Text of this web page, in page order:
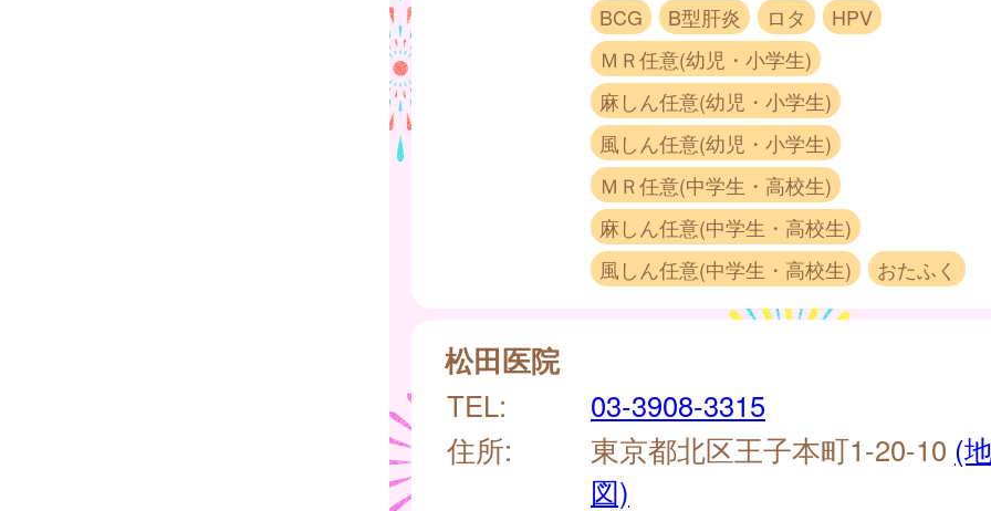
BCG
B型肝炎 ロタ
HPV
ＭＲ任意(幼児・小学生)
麻しん任意(幼児・小学生)
風しん任意(幼児・小学生)
ＭＲ任意(中学生・高校生)
麻しん任意(中学生・高校生)
風しん任意(中学生・高校生)
おたふく
松田医院
TEL:
03-3908-3315
住所:
東京都北区王子本町1-20-10 (
図)